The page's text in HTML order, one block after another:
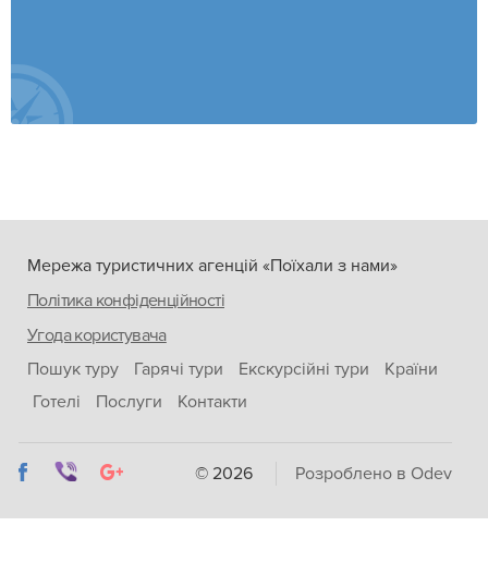
Мережа туристичних агенцій «Поїхали з нами»
Політика конфіденційності
Угода користувача
Пошук туру
Гарячі тури Екскурсійні тури
Країни
Готелі
Послуги Контакти
© 2026 Розроблено в Odev